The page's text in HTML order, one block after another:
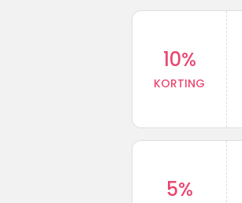
10%
KORTING
5%